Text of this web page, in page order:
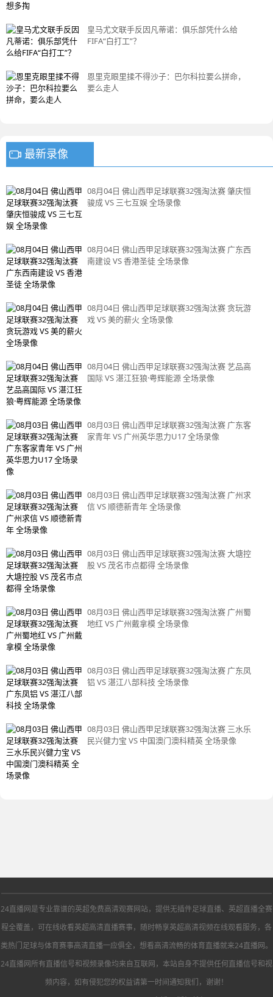
皇马尤文联手反因凡蒂诺：俱乐部凭什么给
FIFA“白打工”？
恩里克眼里揉不得沙子：巴尔科拉要么拼命，
要么走人
最新录像
08月04日 佛山西甲足球联赛32强淘汰赛 肇庆恒
骏成 VS 三七互娱 全场录像
08月04日 佛山西甲足球联赛32强淘汰赛 广东西
南建设 VS 香港圣徒 全场录像
08月04日 佛山西甲足球联赛32强淘汰赛 贪玩游
戏 VS 美的薪火 全场录像
08月04日 佛山西甲足球联赛32强淘汰赛 艺品高
国际 VS 湛江狂狼·粤辉能源 全场录像
08月03日 佛山西甲足球联赛32强淘汰赛 广东客
家青年 VS 广州英华思力U17 全场录像
08月03日 佛山西甲足球联赛32强淘汰赛 广州求
信 VS 顺德新青年 全场录像
08月03日 佛山西甲足球联赛32强淘汰赛 大塘控
股 VS 茂名市点都得 全场录像
08月03日 佛山西甲足球联赛32强淘汰赛 广州蜀
地红 VS 广州戴拿模 全场录像
08月03日 佛山西甲足球联赛32强淘汰赛 广东凤
铝 VS 湛江八部科技 全场录像
08月03日 佛山西甲足球联赛32强淘汰赛 三水乐
民兴健力宝 VS 中国澳门澳科精英 全场录像
24直播网是专业靠谱的英超免费高清观赛网站，提供无插件足球直播、英超直播全赛
程全覆盖，可在线收看英超高清直播赛事，随时畅享英超高清视频在线观看服务，各
类热门足球与体育赛事高清直播一应俱全，想看高清流畅的体育直播就来24直播网。
24直播网所有直播信号和视频录像均来自互联网，本站自身不提供任何直播信号和视
频内容，如有侵犯您的权益请第一时间通知我们，谢谢！